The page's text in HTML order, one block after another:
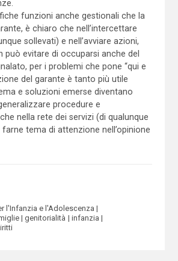
funzioni anche gestionali che la
è chiaro che nell’intercettare
sollevati) e nell’avviare azioni,
può evitare di occuparsi anche del
per i problemi che pone “qui e
del garante è tanto più utile
e soluzioni emerse diventano
procedure e
nella rete dei servizi (di qualunque
tema di attenzione nell’opinione
l'Infanzia e l'Adolescenza
genitorialità
infanzia